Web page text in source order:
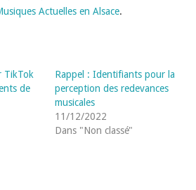
Actuelles en Alsace.
TikTok
de
Rappel : Identifiants pour la
perception des redevances
musicales
11/12/2022
Dans "Non classé"